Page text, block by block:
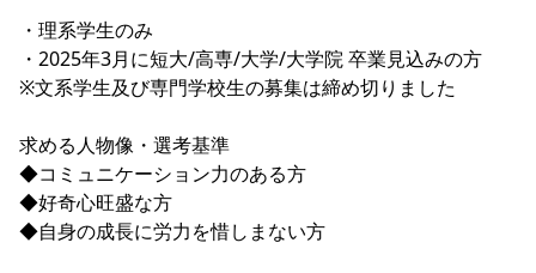
・理系学生のみ
・2025年3月に短大/高専/大学/大学院 卒業見込みの方
※文系学生及び専門学校生の募集は締め切りました
求める人物像・選考基準
◆コミュニケーション力のある方
◆好奇心旺盛な方
◆自身の成長に労力を惜しまない方